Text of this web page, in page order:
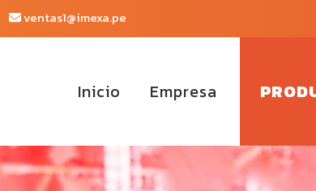
ventas1@imexa.pe
Inicio Empresa